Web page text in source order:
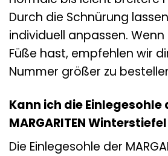
Durch die Schnürung
individuell anpassen.
Füße hast, empfehlen wir
Nummer größer zu
Kann ich die Einlegesohle
MARGARITEN
Die Einlegesohle der